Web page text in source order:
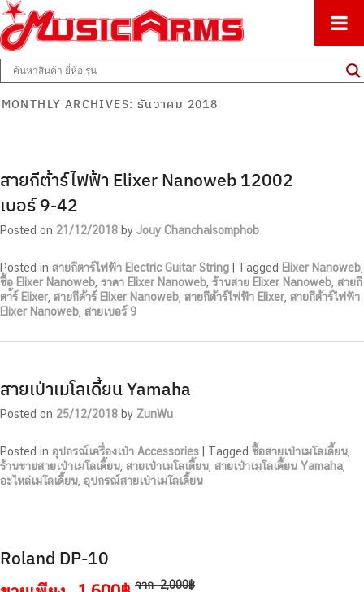
Music Arms
ศูนย์รวมครื่องดนตรีทุกชนิด ตั้งแต่เริ่มต้นถึงมืออาชีพ
MONTHLY ARCHIVES: ธันวาคม 2018
สายกีต้าร์ไฟฟ้า Elixer Nanoweb 12002
เบอร์ 9-42
Posted on 21/12/2018 by Jouy Chanchaisomphob
Posted in สายกีตาร์ไฟฟ้า Electric Guitar String Tagged Elixer Nanoweb
ซื้อ Elixer Nanoweb ราคา Elixer Nanoweb ร้านสาย Elixer Nanoweb สายกี
ตา้ร์ Elixer สายกีต้าร์ Elixer Nanoweb สายกีต้าร์ไฟฟ้า Elixer สายกีต้าร์ไฟฟ้า
Elixer Nanoweb สายเบอร์ 9
สายเป่าเมโลเดี้ยน Yamaha
Posted on 25/12/2018 by ZunWu
Posted in อุปกรณ์เครื่องเป่า Accessories Tagged ซื้อสายเป่าเมโลเดี้ยน
ร้านขายสายเป่าเมโลเดี้ยน สายเป่าเมโลเดี้ยน สายเป่าเมโลเดี้ยน Yamaha
อะไหล่เมโลเดี้ยน อุปกรณ์สายเป่าเมโลเดี้ยน
Roland DP-10
จาก2,000฿